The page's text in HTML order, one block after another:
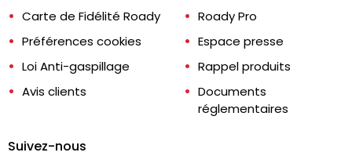
Carte de Fidélité Roady
Préférences cookies
Loi Anti-gaspillage
Avis clients
Roady Pro
Espace presse
Rappel produits
Documents
réglementaires
Suivez-nous